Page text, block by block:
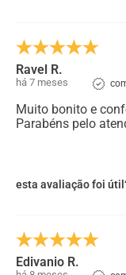
Ravel R.
há 7 meses
Muito bonito e
Parabéns pelo
esta avaliação foi
Edivanio R.